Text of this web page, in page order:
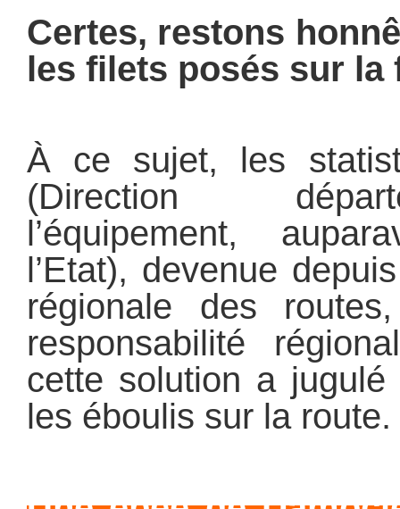
Certes, restons
les filets posés sur la
À ce sujet, les
(Direction
l’équipement,
l’Etat), devenue
régionale des
responsabilité
cette solution a
les éboulis sur la route.